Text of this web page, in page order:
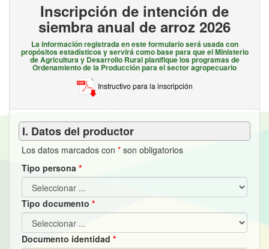
Inscripción de intención de
siembra anual de arroz 2026
La información registrada en este formulario será usada con
propósitos estadísticos y servirá como base para que el Ministerio
de Agricultura y Desarrollo Rural planifique los programas de
Ordenamiento de la Producción para el sector agropecuario
Instructivo para la inscripción
I. Datos del productor
Los datos marcados con * son obligatorios
Tipo persona
Tipo documento
Documento identidad